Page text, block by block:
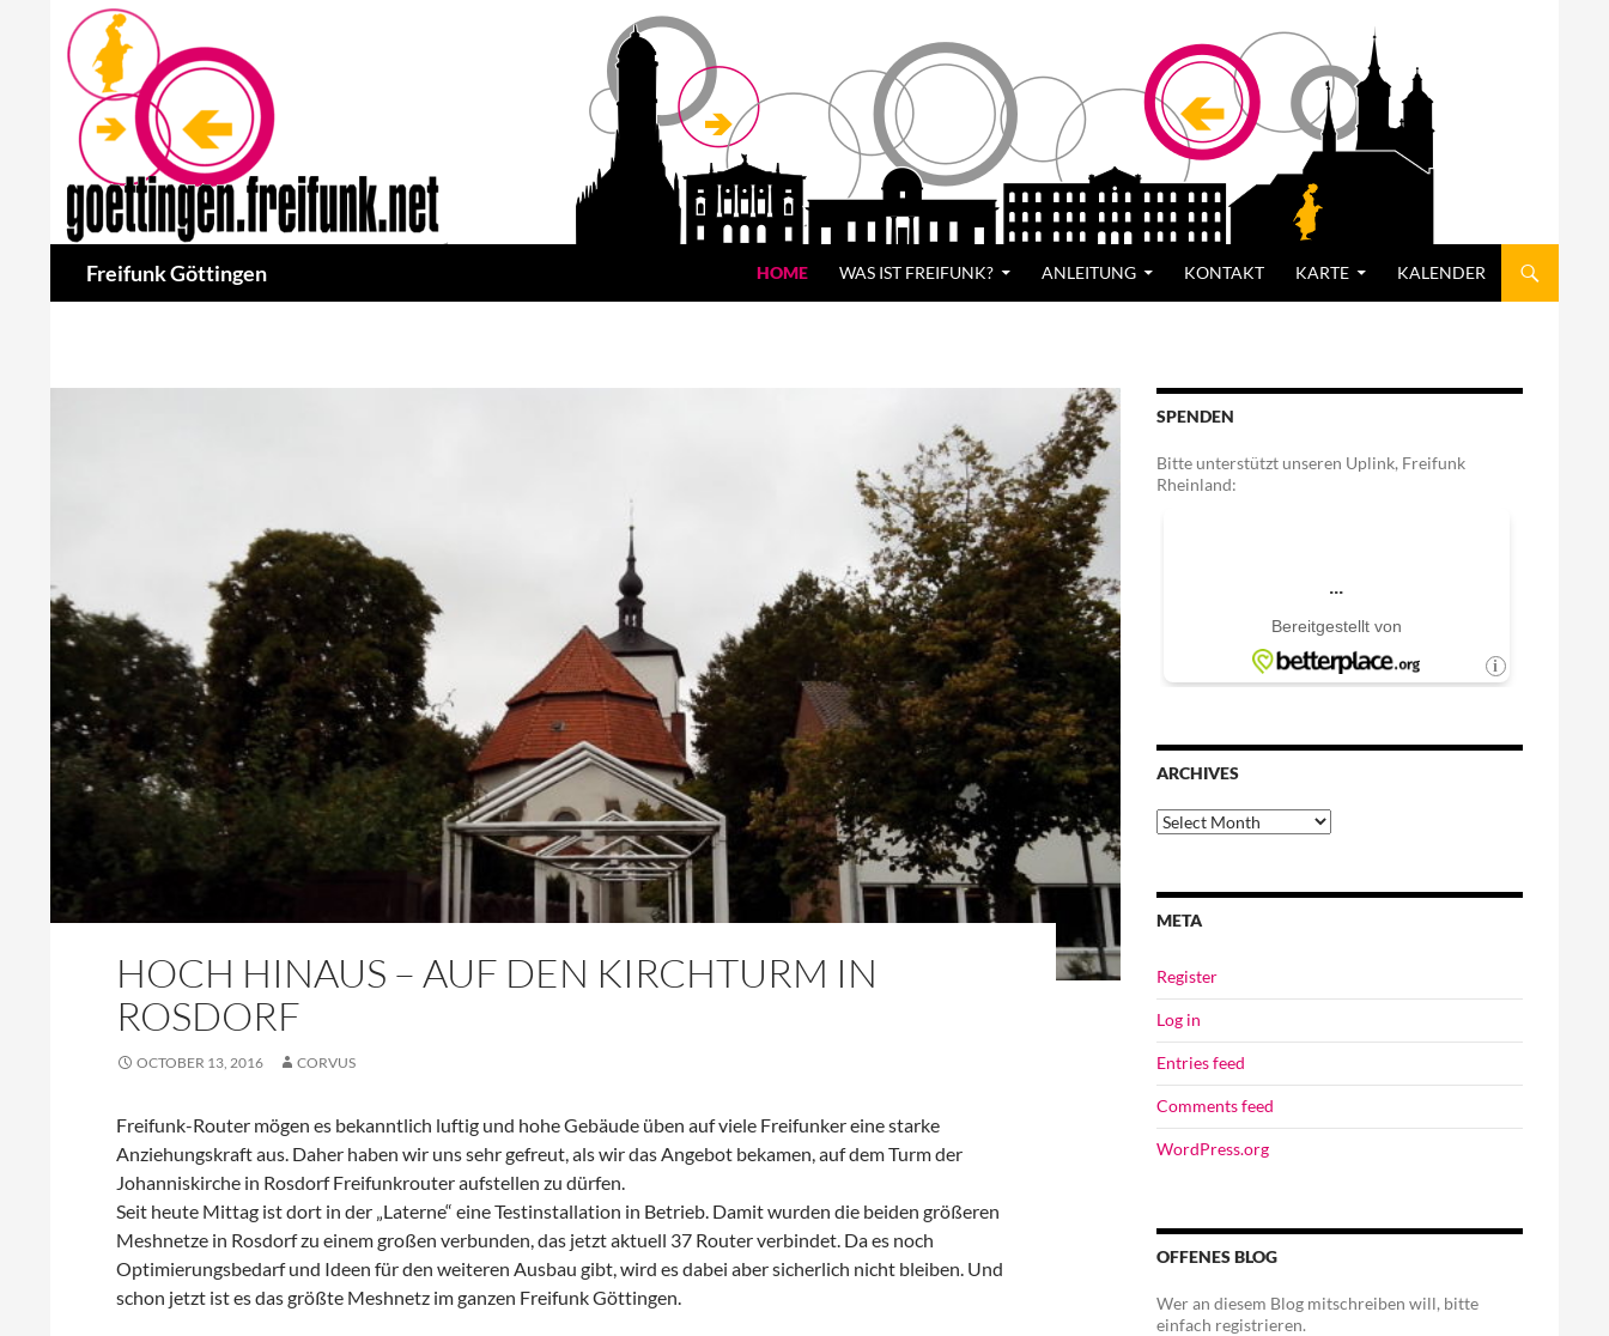
Freifunk Göttingen HOME WAS IST FREIFUNK? ANLEITUNG KONTAKT KARTE KALENDER
HOCH HINAUS – AUF DEN KIRCHTURM IN
ROSDORF
OCTOBER 13, 2016 CORVUS
Freifunk-Router mögen es bekanntlich luftig und hohe Gebäude üben auf viele Freifunker eine starke
Anziehungskraft aus. Daher haben wir uns sehr gefreut, als wir das Angebot bekamen, auf dem Turm der
Johanniskirche in Rosdorf Freifunkrouter aufstellen zu dürfen.
Seit heute Mittag ist dort in der „Laterne“ eine Testinstallation in Betrieb. Damit wurden die beiden größeren
Meshnetze in Rosdorf zu einem großen verbunden, das jetzt aktuell 37 Router verbindet. Da es noch
Optimierungsbedarf und Ideen für den weiteren Ausbau gibt, wird es dabei aber sicherlich nicht bleiben. Und
schon jetzt ist es das größte Meshnetz im ganzen Freifunk Göttingen.
SPENDEN
Bitte unterstützt unseren Uplink, Freifunk
Rheinland:
ARCHIVES
Archives
META
Register
Log in
Entries feed
Comments feed
WordPress.org
OFFENES BLOG
Wer an diesem Blog mitschreiben will, bitte
einfach registrieren.